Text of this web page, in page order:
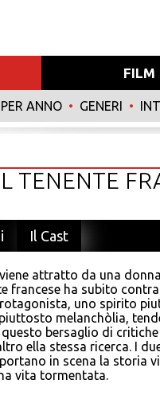
FILM
PER ANNO • GENERI •
TENENTE
Il Cast
attratto da una
francese ha subito
uno spirito
melanchòlia,
bersaglio di
ella stessa ricerca. I
in scena la storia
vita tormentata.